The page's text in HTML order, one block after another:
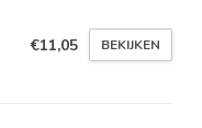
€11,05 BEKIJKEN